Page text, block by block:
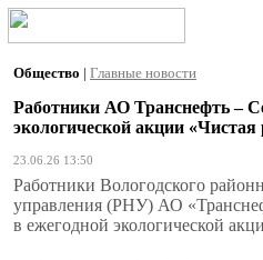
Общество | Главные новости
Работники АО Транснефть –
экологической акции
23.06.26 13:50
Работники Вологодского
управления (РНУ) АО
в ежегодной экологической